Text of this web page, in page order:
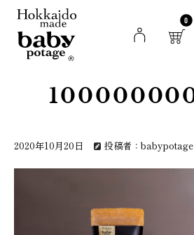
0
2020年10月20日 投稿者：babypotage